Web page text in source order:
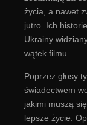
życia, a nawet
jutro. Ich
Ukrainy
wątek filmu.
Poprzez głosy
świadectwem
jakimi muszą
lepsze życie.